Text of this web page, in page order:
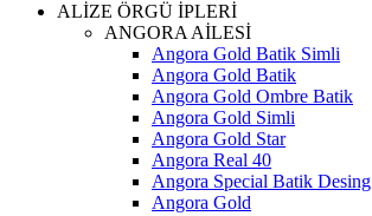
ALİZE ÖRGÜ İPLERİ
ANGORA AİLESİ
Angora Gold Batik Simli
Angora Gold Batik
Angora Gold Ombre Batik
Angora Gold Simli
Angora Gold Star
Angora Real 40
Angora Special Batik Desing
Angora Gold